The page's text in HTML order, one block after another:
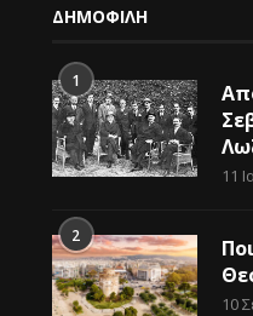
ΔΗΜΟΦΙΛΗ
1
11
2
10